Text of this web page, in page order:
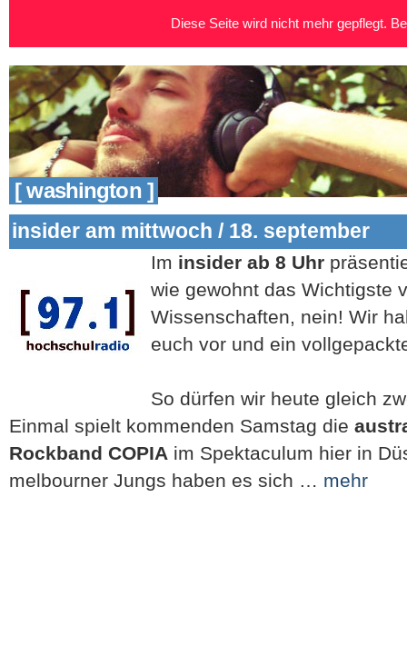
[ washington ]
insider am mittwoch / 18. september
Im insider ab 8 Uhr
wie gewohnt das Wichtigste
Wissenschaften, nein! Wir
euch vor und ein
So dürfen wir heute gleich
Einmal spielt kommenden Samstag die
Rockband COPIA im Spektaculum hier in
melbourner Jungs haben es sich … mehr
Diese Seite wird nicht mehr gepflegt.